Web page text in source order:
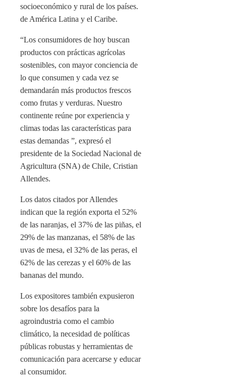
socioeconómico y rural de los países.
de América Latina y el Caribe.
“Los consumidores de hoy buscan
productos con prácticas agrícolas
sostenibles, con mayor conciencia de
lo que consumen y cada vez se
demandarán más productos frescos
como frutas y verduras. Nuestro
continente reúne por experiencia y
climas todas las características para
estas demandas ”, expresó el
presidente de la Sociedad Nacional de
Agricultura (SNA) de Chile, Cristian
Allendes.
Los datos citados por Allendes
indican que la región exporta el 52%
de las naranjas, el 37% de las piñas, el
29% de las manzanas, el 58% de las
uvas de mesa, el 32% de las peras, el
62% de las cerezas y el 60% de las
bananas del mundo.
Los expositores también expusieron
sobre los desafíos para la
agroindustria como el cambio
climático, la necesidad de políticas
públicas robustas y herramientas de
comunicación para acercarse y educar
al consumidor.